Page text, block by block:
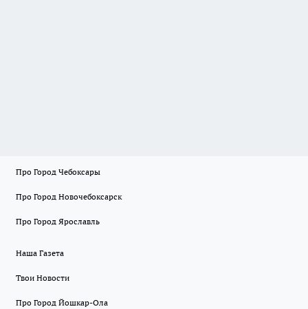
Про Город Чебоксары
Про Город Новочебоксарск
Про Город Ярославль
Наша Газета
Твои Новости
Про Город Йошкар-Ола